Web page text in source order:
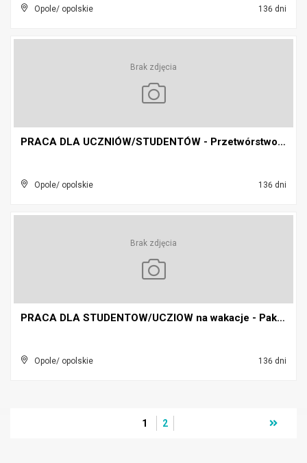
Opole/ opolskie 136 dni
Brak zdjęcia
PRACA DLA UCZNIÓW/STUDENTÓW - Przetwórstwo mięsa w...
Opole/ opolskie 136 dni
Brak zdjęcia
PRACA DLA STUDENTOW/UCZIOW na wakacje - Pakowanie ...
Opole/ opolskie 136 dni
1 2